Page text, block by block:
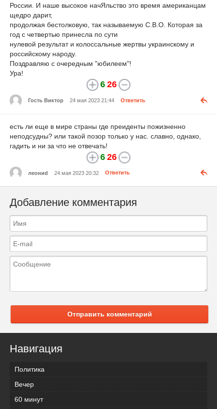
России. И наше высокое начЯльство это время американцам
щедро дарит,
продолжая бестолковую, так называемую С.В.О. Которая за
год с четвертью принесла по сути
нулевой результат и колоссальные жертвы украинскому и
российскому народу.
Поздравляю с очередным "юбилеем"!
Ура!
6 26
Гость Виктор 24 мая 2023 21:44 Ответить
есть ли еще в мире страны где преиденты пожизненно
неподсудны? или такой позор только у нас. славно, однако,
гадить и ни за что не отвечать!
6 26
леониd 24 мая 2023 20:32 Ответить
Добавление комментария
Отправить комментарий
Навигация
Политика
Вечер
60 минут